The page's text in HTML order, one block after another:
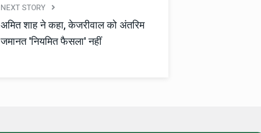
NEXT STORY
अमित शाह ने कहा, केजरीवाल को अंतरिम
जमानत 'नियमित फैसला' नहीं